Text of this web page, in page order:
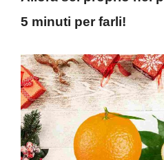
5 minuti per farli!